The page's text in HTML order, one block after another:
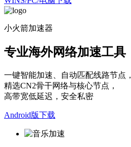
小火箭加速器
专业海外网络加速工具
一键智能加速、自动匹配线路节点，
精选CN2骨干网络与核心节点，
高带宽低延迟，安全私密
Android版下载